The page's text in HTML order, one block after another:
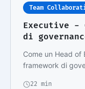
Team
Executive -
di
Come un Head of
framework di
22 min